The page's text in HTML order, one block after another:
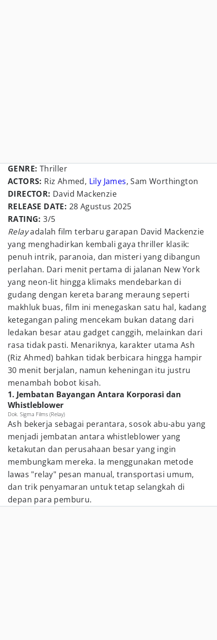
GENRE: Thriller
ACTORS: Riz Ahmed, Lily James, Sam Worthington
DIRECTOR: David Mackenzie
RELEASE DATE: 28 Agustus 2025
RATING:3/5
Relayadalah film terbaru garapan David Mackenzie
yang menghadirkan kembali gaya thriller klasik:
penuh intrik, paranoia, dan misteri yang dibangun
perlahan. Dari menit pertama di jalanan New York
yang neon-lit hingga klimaks mendebarkan di
gudang dengan kereta barang meraung seperti
makhluk buas, film ini menegaskan satu hal, kadang
ketegangan paling mencekam bukan datang dari
ledakan besar atau gadget canggih, melainkan dari
rasa tidak pasti. Menariknya, karakter utama Ash
(Riz Ahmed) bahkan tidak berbicara hingga hampir
30 menit berjalan, namun keheningan itu justru
menambah bobot kisah.
1. Jembatan Bayangan Antara Korporasi dan
Whistleblower
Dok. Sigma Films (Relay)
Ash bekerja sebagai perantara, sosok abu-abu yang
menjadi jembatan antara whistleblower yang
ketakutan dan perusahaan besar yang ingin
membungkam mereka. Ia menggunakan metode
lawas "relay" pesan manual, transportasi umum,
dan trik penyamaran untuk tetap selangkah di
depan para pemburu.